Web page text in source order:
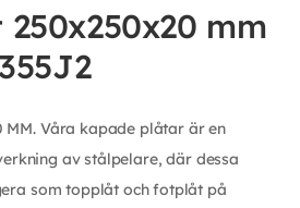
mm
MM. Våra kapade plåtar är en
av stålpelare, där dessa
som topplåt och fotplåt på